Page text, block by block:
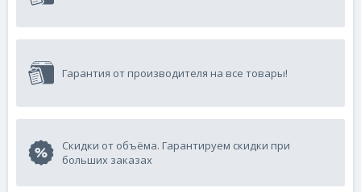
Гарантия от производителя на все товары!
Скидки от объёма. Гарантируем скидки при
больших заказах